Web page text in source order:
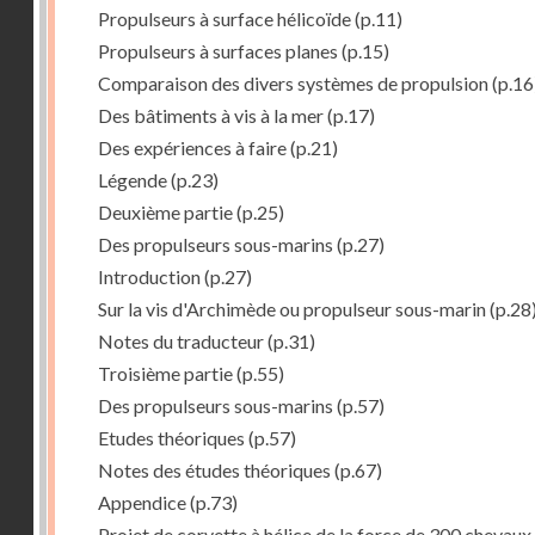
Propulseurs à surface hélicoïde(p.11)
Propulseurs à surfaces planes (p.15)
Comparaison des divers systèmes de propulsion
Des bâtiments à vis à la mer(p.17)
Des expériences à faire(p.21)
Légende(p.23)
Deuxième partie(p.25)
Des propulseurs sous-marins (p.27)
Introduction(p.27)
Sur la vis d'Archimède ou propulseur sous-marin
Notes du traducteur(p.31)
Troisième partie(p.55)
Des propulseurs sous-marins (p.57)
Etudes théoriques (p.57)
Notes des études théoriques (p.67)
Appendice(p.73)